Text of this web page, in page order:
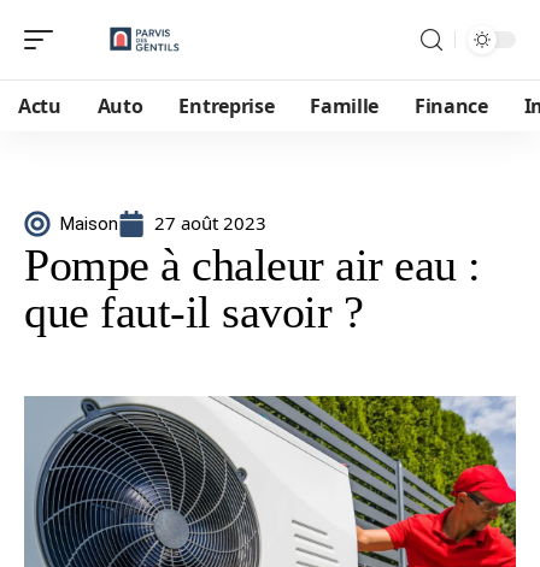
Actu Auto Entreprise Famille Finance
Maison 27 août 2023
Pompe à chaleur air eau :
que faut-il savoir ?